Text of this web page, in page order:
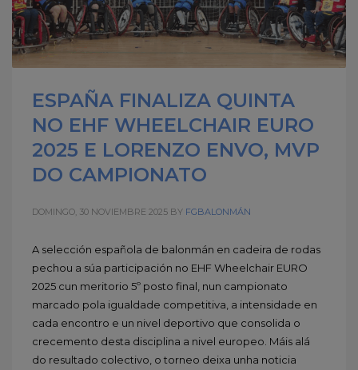
ESPAÑA FINALIZA QUINTA
NO EHF WHEELCHAIR EURO
2025 E LORENZO ENVO, MVP
DO CAMPIONATO
DOMINGO, 30 NOVIEMBRE 2025 BY FGBALONMÁN
A selección española de balonmán en cadeira de rodas
pechou a súa participación no EHF Wheelchair EURO
2025 cun meritorio 5º posto final, nun campionato
marcado pola igualdade competitiva, a intensidade en
cada encontro e un nivel deportivo que consolida o
crecemento desta disciplina a nivel europeo. Máis alá
do resultado colectivo, o torneo deixa unha noticia